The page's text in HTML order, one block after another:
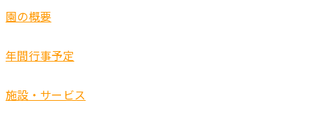
園の概要
年間行事予定
施設・サービス